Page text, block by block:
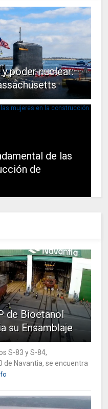
poder nuclear:
de las
de
de Bioetanol
su Ensamblaje
S-83 y S-84,
Navantia, se encuentra